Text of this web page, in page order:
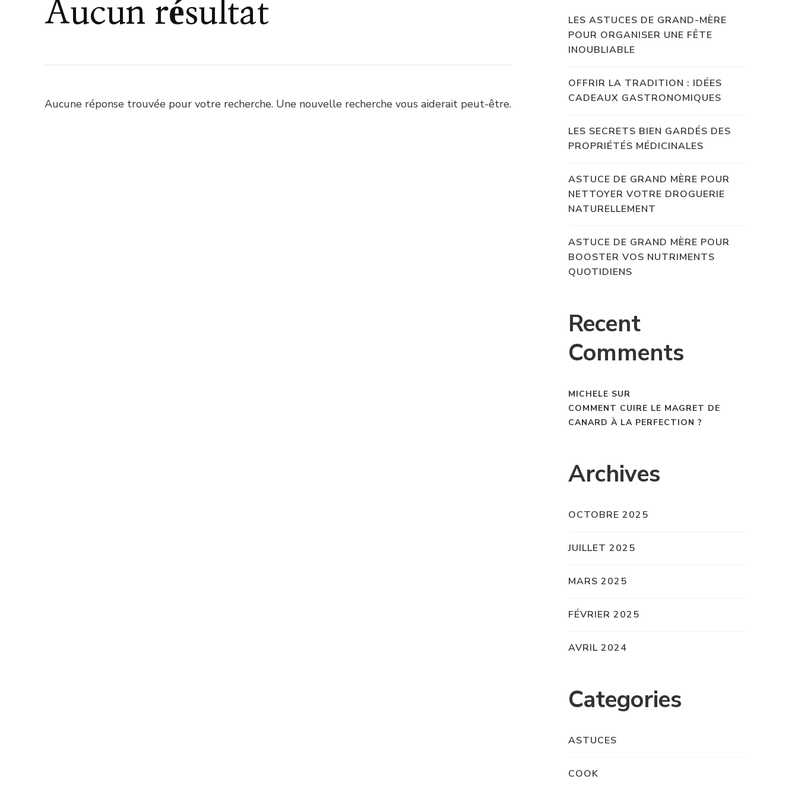
Aucun résultat
Aucune réponse trouvée pour votre recherche. Une nouvelle recherche vous aiderait peut-être.
LES ASTUCES DE GRAND-MÈRE
POUR ORGANISER UNE FÊTE
INOUBLIABLE
OFFRIR LA TRADITION : IDÉES
CADEAUX GASTRONOMIQUES
LES SECRETS BIEN GARDÉS DES
PROPRIÉTÉS MÉDICINALES
ASTUCE DE GRAND MÈRE POUR
NETTOYER VOTRE DROGUERIE
NATURELLEMENT
ASTUCE DE GRAND MÈRE POUR
BOOSTER VOS NUTRIMENTS
QUOTIDIENS
Recent
Comments
MICHELE SUR
COMMENT CUIRE LE MAGRET DE
CANARD À LA PERFECTION ?
Archives
OCTOBRE 2025
JUILLET 2025
MARS 2025
FÉVRIER 2025
AVRIL 2024
Categories
ASTUCES
COOK